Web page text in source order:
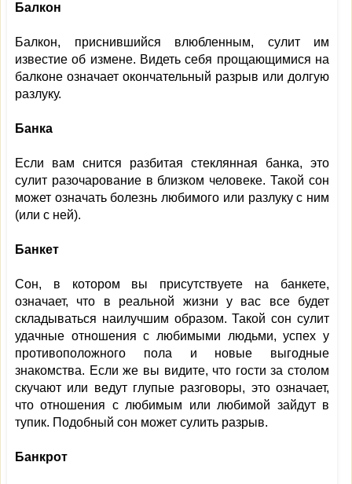
Балкон
Балкон, приснившийся влюбленным, сулит им
известие об измене. Видеть себя прощающимися на
балконе означает окончательный разрыв или долгую
разлуку.
Банка
Если вам снится разбитая стеклянная банка, это
сулит разочарование в близком человеке. Такой сон
может означать болезнь любимого или разлуку с ним
(или с ней).
Банкет
Сон, в котором вы присутствуете на банкете,
означает, что в реальной жизни у вас все будет
складываться наилучшим образом. Такой сон сулит
удачные отношения с любимыми людьми, успех у
противоположного пола и новые выгодные
знакомства. Если же вы видите, что гости за столом
скучают или ведут глупые разговоры, это означает,
что отношения с любимым или любимой зайдут в
тупик. Подобный сон может сулить разрыв.
Банкрот